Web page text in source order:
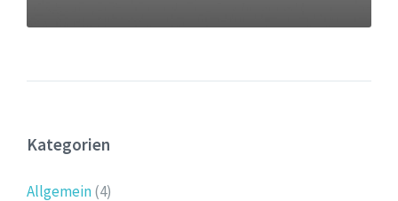
Kategorien
Allgemein(4)